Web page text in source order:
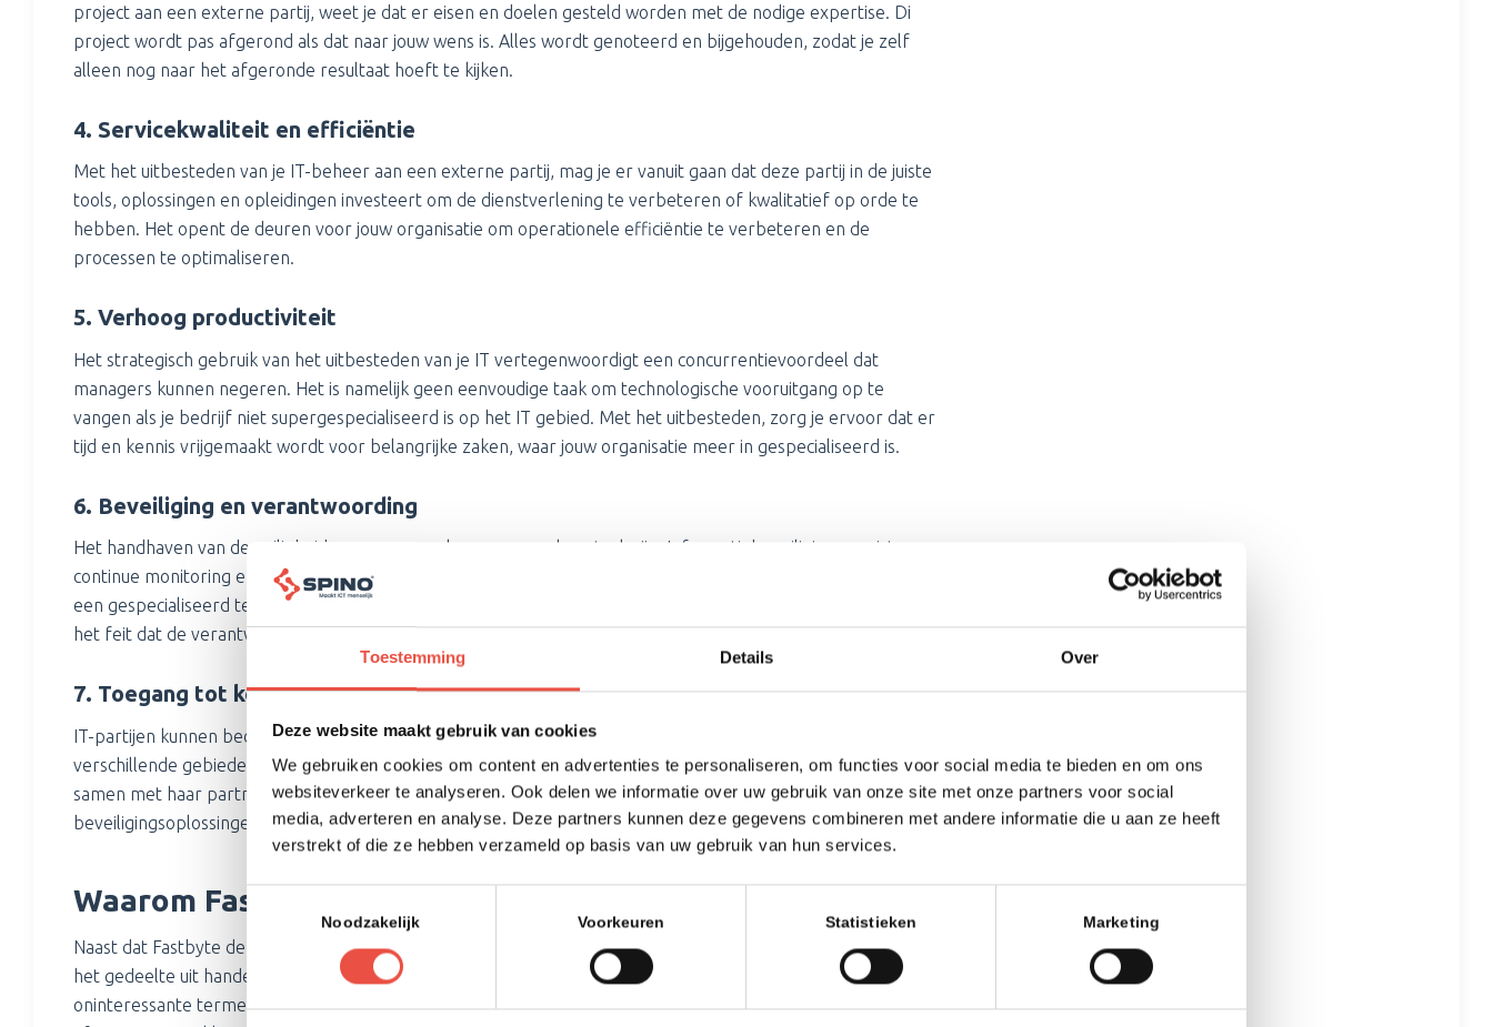
Toestemming Details Over
Deze website maakt gebruik van cookies
We gebruiken cookies om content en advertenties te personaliseren, om functies voor social media te bieden en om ons
websiteverkeer te analyseren. Ook delen we informatie over uw gebruik van onze site met onze partners voor social
media, adverteren en analyse. Deze partners kunnen deze gegevens combineren met andere informatie die u aan ze heeft
verstrekt of die ze hebben verzameld op basis van uw gebruik van hun services.
Toestemmingsselectie
Noodzakelijk Voorkeuren Statistieken Marketing
project aan een externe partij, weet je dat er eisen en doelen gesteld worden met de nodige expertise. Di
project wordt pas afgerond als dat naar jouw wens is. Alles wordt genoteerd en bijgehouden, zodat je zelf
alleen nog naar het afgeronde resultaat hoeft te kijken.
4. Servicekwaliteit en efficiëntie
Met het uitbesteden van je IT-beheer aan een externe partij, mag je er vanuit gaan dat deze partij in de juiste
tools, oplossingen en opleidingen investeert om de dienstverlening te verbeteren of kwalitatief op orde te
hebben. Het opent de deuren voor jouw organisatie om operationele efficiëntie te verbeteren en de
processen te optimaliseren.
5. Verhoog productiviteit
Het strategisch gebruik van het uitbesteden van je IT vertegenwoordigt een concurrentievoordeel dat
managers kunnen negeren. Het is namelijk geen eenvoudige taak om technologische vooruitgang op te
vangen als je bedrijf niet supergespecialiseerd is op het IT gebied. Met het uitbesteden, zorg je ervoor dat er
tijd en kennis vrijgemaakt wordt voor belangrijke zaken, waar jouw organisatie meer in gespecialiseerd is.
6. Beveiliging en verantwoording
Het handhaven van de veiligheid van gegevens kan een complexe taak zijn. Informatiebeveiliging vereist
continue monitoring en investering om bedreigingen tegen te gaan. Een cruciaal voordeel is dan, dat het door
een gespecialiseerd team wordt gemonitord, met de juiste gegevens- en informatiebeveiligingsbeleid. Met
het feit dat de verantwoording in dit geval dus bij het externe IT-bedrijf ligt.
7. Toegang tot kennis, kunde en wereldwijde bronnen
IT-partijen kunnen bedrijven helpen hun operationele grenzen te verleggen door de beste specialisten uit
verschillende gebieden in verschillende delen van de wereld met elkaar in contact te brengen. Fastbyte heeft
samen met haar partners de juiste kennis en expertise in huis om jou te voorzien van de beste
beveiligingsoplossingen voor je werkplek.
Waarom Fastbyte?
Naast dat Fastbyte de juiste kennis en expertise in huis heeft en verschillende partner statussen, nemen we
het gedeelte uit handen wat jij graag uit handen wilt geven. We maken geen gebruik van moeilijke
oninteressante termen, maar gewoon doen. We zetten door tot jij als klant tevreden bent. Naast het